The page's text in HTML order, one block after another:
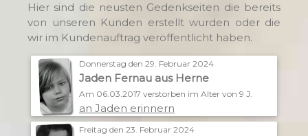
Hier sind die neusten Gedenkseiten die bereits
von unseren Kunden erstellt wurden oder die
wir im Kundenauftrag veröffentlicht haben.
Donnerstag den 29. Februar 2024
Jaden Fernau aus Herne
Am 06.03.2017 verstorben im Alter von 9 J.
an Jaden erinnern
Freitag den 23. Februar 2024